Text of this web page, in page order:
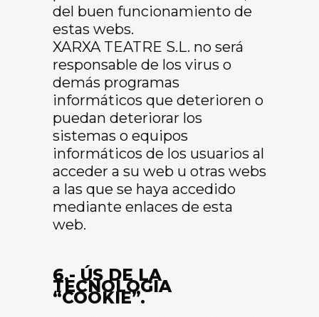
del buen funcionamiento de
estas webs.
XARXA TEATRE S.L. no será
responsable de los virus o
demás programas
informáticos que deterioren o
puedan deteriorar los
sistemas o equipos
informáticos de los usuarios al
acceder a su web u otras webs
a las que se haya accedido
mediante enlaces de esta
web.
6.- ÚS DE LA
TECNOLOGIA
“COOKIE”.